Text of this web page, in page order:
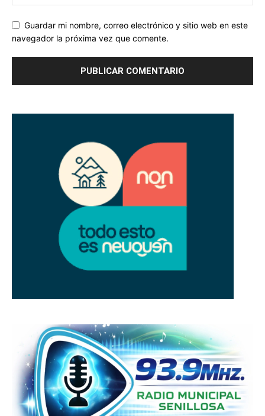
Guardar mi nombre, correo electrónico y sitio web en este
navegador la próxima vez que comente.